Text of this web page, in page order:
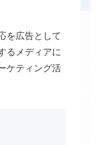
を広告として
るメディアに
ケティング活